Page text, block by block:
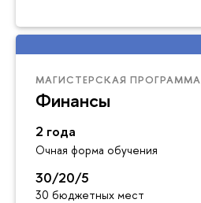
МАГИСТЕРСКАЯ ПРОГРАММА
Финансы
2 года
Очная форма обучения
30/20/5
30 бюджетных мест